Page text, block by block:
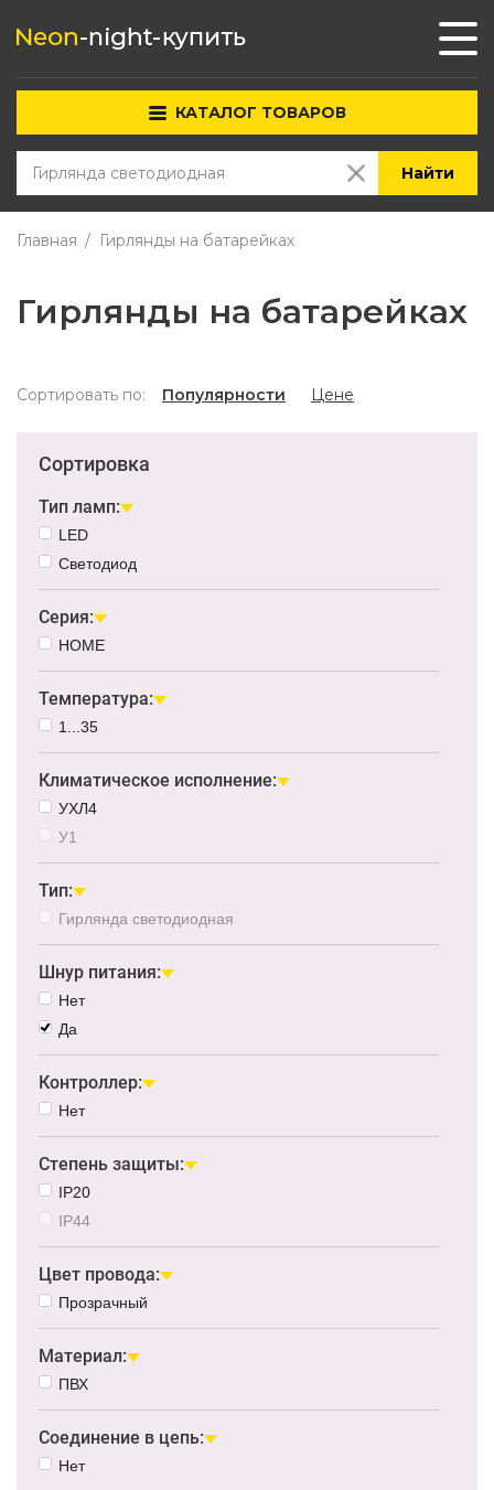
КАТАЛОГ ТОВАРОВ
Найти
Главная Гирлянды на батарейках
Гирлянды на батарейках
Сортировать по: Популярности Цене
Сортировка
Тип ламп:
LED
Светодиод
Серия:
HOME
Температура:
1...35
Климатическое исполнение:
УХЛ4
У1
Тип:
Гирлянда светодиодная
Шнур питания:
Нет
Да
Контроллер:
Нет
Степень защиты:
IP20
IP44
Цвет провода:
Прозрачный
Материал:
ПВХ
Соединение в цепь:
Нет